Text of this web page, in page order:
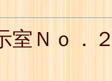
室Ｎｏ